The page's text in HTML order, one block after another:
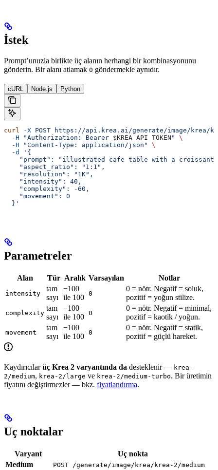
İstek
Prompt’unuzla birlikte üç alanın herhangi bir kombinasyonunu
gönderin. Bir alanı atlamak 0 göndermekle aynıdır.
cURL Node.js Python
curl -X POST https://api.krea.ai/generate/image/krea/
  -H
"Authorization: Bearer $KREA_API_TOKEN "
\
  -H
"Content-Type: application/json"
\
  -d
'{
"prompt": "illustrated cafe table with a
    "aspect_ratio": "1:1",
    "resolution": "1K",
    "intensity": 40,
    "complexity": -60,
    "movement": 0
  }'
Parametreler
Alan Tür Aralık Varsayılan Notlar
intensity
tam
sayı
−100
ile 100 0
0 = nötr. Negatif = soluk,
pozitif = yoğun stilize.
complexity
tam
sayı
−100
ile 100 0
0 = nötr. Negatif = minimal,
pozitif = kaotik / yoğun.
movement
tam
sayı
−100
ile 100 0
0 = nötr. Negatif = statik,
pozitif = güçlü hareket.
Kaydırıcılarüç Krea 2 varyantında da desteklenir — krea-
2/medium, krea-2/large ve krea-2/medium-turbo. Bir üretimin
fiyatını değiştirmezler — bkz. fiyatlandırma.
Uç noktalar
Varyant
Uç nokta
Medium
POST /generate/image/krea/krea-2/medium